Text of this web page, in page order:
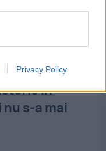
Privacy Policy
în
nu s-a mai